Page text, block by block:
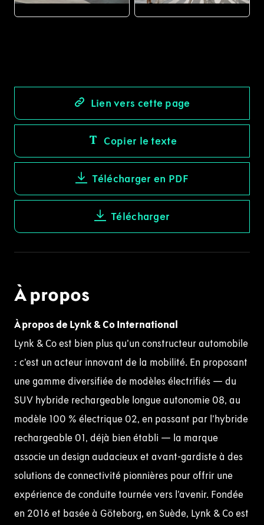
JPG JPG
Lien vers cette page
Copier le texte
Télécharger en PDF
Télécharger
À propos
À propos de Lynk & Co International
Lynk & Co est bien plus qu’un constructeur automobile
: c’est un acteur innovant de la mobilité. En proposant
une gamme diversifiée de modèles électrifiés — du
SUV hybride rechargeable longue autonomie 08, au
modèle 100 % électrique 02, en passant par l’hybride
rechargeable 01, déjà bien établi — la marque
associe un design audacieux et avant-gardiste à des
solutions de connectivité pionnières pour offrir une
expérience de conduite tournée vers l’avenir. Fondée
en 2016 et basée à Göteborg, en Suède, Lynk & Co est